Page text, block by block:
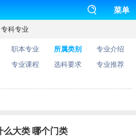
菜单
专科专业
职本专业 所属类别
专业介绍
专业课程 选科要求
专业推荐
大类 哪个门类